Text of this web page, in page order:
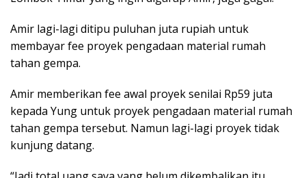
Amir lagi-lagi ditipu puluhan juta rupiah untuk
membayar fee proyek pengadaan material rumah
tahan gempa.
Amir memberikan fee awal proyek senilai Rp59 juta
kepada Yung untuk proyek pengadaan material rumah
tahan gempa tersebut. Namun lagi-lagi proyek tidak
kunjung datang.